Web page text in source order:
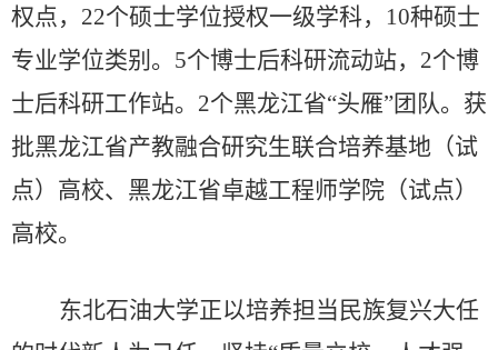
权点，22个硕士学位授权一级学科，10种硕士
专业学位类别。5个博士后科研流动站，2个博
士后科研工作站。2个黑龙江省“头雁”团队。获
批黑龙江省产教融合研究生联合培养基地（试
点）高校、黑龙江省卓越工程师学院（试点）
高校。
东北石油大学正以培养担当民族复兴大任